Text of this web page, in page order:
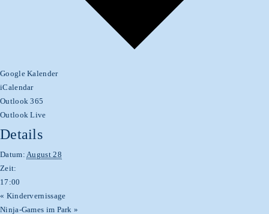
Google Kalender
iCalendar
Outlook 365
Outlook Live
Details
Datum: August 28
Zeit:
17:00
« Kindervernissage
Ninja-Games im Park»